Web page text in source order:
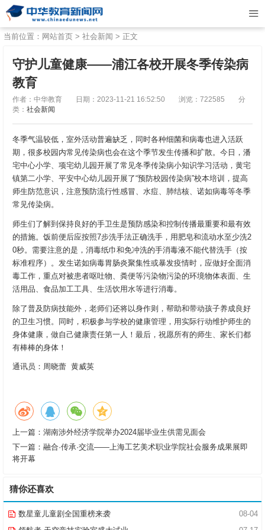
当前位置： 网站首页 > 社会新闻 > 正文
守护儿童健康——浦江各校开展冬季传染病
教育
作者：中华教育 日期：2023-11-21 16:52:50 浏览：722585
分
类： 社会新闻
冬季气温较低，室外活动普遍缺乏，同时各种细菌和病毒也进入活跃
期，很多校园内常见传染病也会在这个季节发生传播和扩散。今日，潘
宅中心小学、项宅幼儿园开展了常见冬季传染病小知识学习活动，黄宅
镇第二小学、平安中心幼儿园开展了“预防校园传染病”校本培训，提高
师生防范意识，注意预防流行性感冒、水痘、肺结核、诺如病毒等冬季
常见传染病。
师生们了解到保持良好的手卫生是预防感染和控制传播最重要和最有效
的措施。饭前便后应按照7步洗手法正确洗手，用肥皂和流动水至少洗2
0秒。需要注意的是，消毒纸巾和免冲洗的手消毒液不能代替洗手（按
标准程序）。发生诺如病毒胃肠炎聚集性或暴发疫情时，应做好全面消
毒工作，重点对被患者呕吐物、粪便等污染物污染的环境物体表面、生
活用品、食品加工工具、生活饮用水等进行消毒。
除了普及防病技能外，老师们还将以身作则，帮助和带动孩子养成良好
的卫生习惯。同时，积极参与学校的健康管理，用实际行动维护师生的
身体健康，做自己健康责任第一人！最后，祝愿所有的师生、家长们都
有棒棒的身体！
通讯员：周晓蕾 黄威英
上一篇： 湖南涉外经济学院举办2024届毕业生供需见面会
下一篇： 融合·传承·交流——上海工艺美术职业学院社会服务成果展即
将开幕
猜你还喜欢
08-04
数星童儿童剧全国重榜来袭